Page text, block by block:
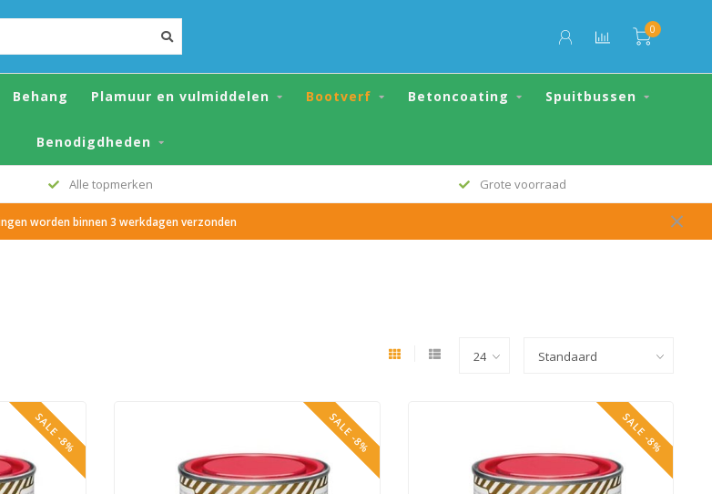
0
Behang Plamuur en vulmiddelen Bootverf Betoncoating Spuitbussen
Benodigdheden
Alle topmerken Grote voorraad
worden binnen 3 werkdagen verzonden
SALE -8% SALE -8% SALE -8%